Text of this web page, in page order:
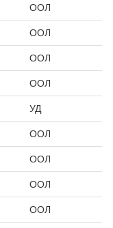
ООЛ
ООЛ
ООЛ
ООЛ
УД
ООЛ
ООЛ
ООЛ
ООЛ